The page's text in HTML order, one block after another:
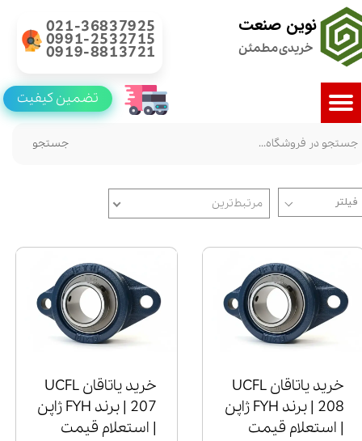
نوین صنعت
خریدی مطمئن
021-36837925
0991-2532715
0919-8813721
جستجو
تضمین کیفیت
مرتبط‌ترین
خرید یاتاقان UCFL
208 | برند FYH ژاپن
| استعلام قیمت
خرید یاتاقان UCFL
207 | برند FYH ژاپن
| استعلام قیمت